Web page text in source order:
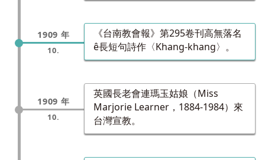
1909 年
10.
《台南教會報》第295卷刊高無落名
ê長短句詩作〈Khang-khang〉。
1909 年
10.
英國長老會連瑪玉姑娘（Miss
Marjorie Learner，1884-1984）來
台灣宣教。